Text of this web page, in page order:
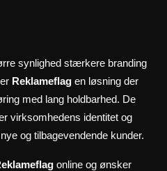
synlighed stærkere branding
Reklameflag en løsning der
med lang holdbarhed. De
virksomhedens identitet og
og tilbagevendende kunder.
online og ønsker